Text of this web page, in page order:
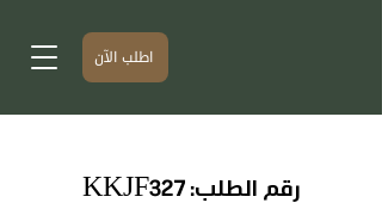
اطلب الآن
رقم الطلب: KKJF327